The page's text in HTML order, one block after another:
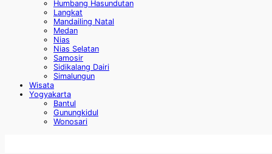
Humbang Hasundutan
Langkat
Mandailing Natal
Medan
Nias
Nias Selatan
Samosir
Sidikalang Dairi
Simalungun
Wisata
Yogyakarta
Bantul
Gunungkidul
Wonosari